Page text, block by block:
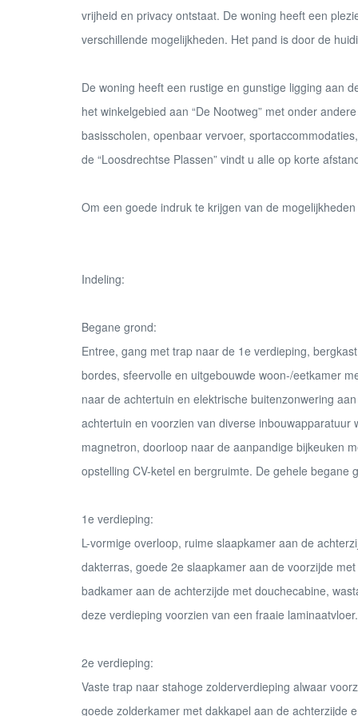
vrijheid en privacy ontstaat. De woning heeft een
verschillende mogelijkheden. Het pand is door de
De woning heeft een rustige en gunstige ligging aan
het winkelgebied aan “De Nootweg” met onder
basisscholen, openbaar vervoer,
de “Loosdrechtse Plassen” vindt u alle op korte
Om een goede indruk te krijgen van de
Indeling:
Begane grond:
Entree, gang met trap naar de 1e verdieping,
bordes, sfeervolle en uitgebouwde woon-/eetkamer
naar de achtertuin en elektrische buitenzonwering
achtertuin en voorzien van diverse
magnetron, doorloop naar de aanpandige bijkeuken
opstelling CV-ketel en bergruimte. De gehele begane
1e verdieping:
L-vormige overloop, ruime slaapkamer aan de
dakterras, goede 2e slaapkamer aan de voorzijde
badkamer aan de achterzijde met douchecabine,
deze verdieping voorzien van een fraaie laminaatvloer.
2e verdieping:
Vaste trap naar stahoge zolderverdieping alwaar
goede zolderkamer met dakkapel aan de achterzijde